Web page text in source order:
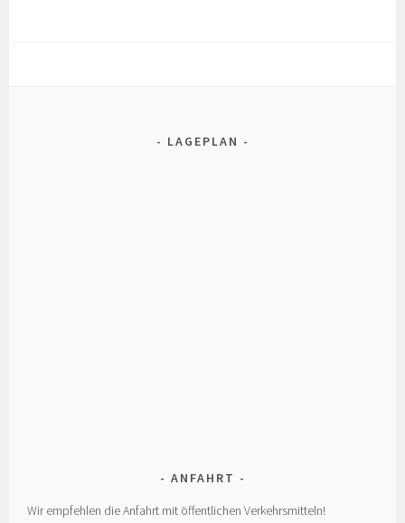
LAGEPLAN
ANFAHRT
Wir empfehlen die Anfahrt mit öffentlichen Verkehrsmitteln!